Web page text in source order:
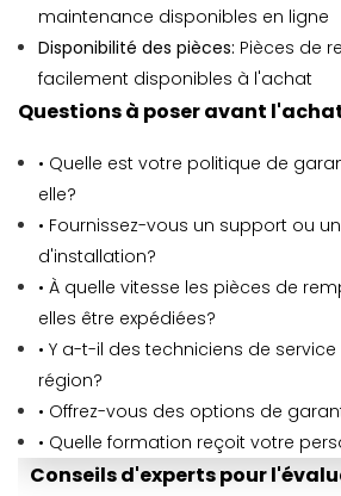
maintenance disponibles en ligne
Disponibilité des pièces: Pièces de
facilement disponibles à l'achat
Questions à poser avant
• Quelle est votre politique de
elle?
• Fournissez-vous un support ou
d'installation?
• À quelle vitesse les pièces de
elles être expédiées?
• Y a-t-il des techniciens de
région?
• Offrez-vous des options de
• Quelle formation reçoit votre
Conseils d'experts pour